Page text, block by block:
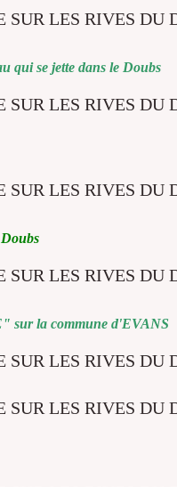
qui se jette dans le Doubs
sur la commune d'EVANS